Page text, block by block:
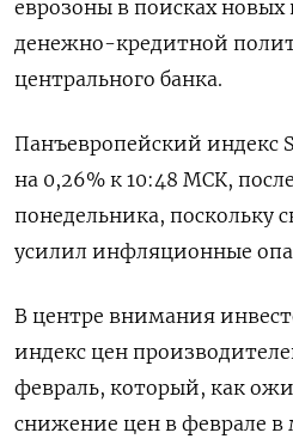
еврозоны в поисках новых
денежно-кредитной
центрального банка.
Панъевропейский индекс
на 0,26% к 10:48 МСК,
понедельника, поскольку
усилил инфляционные
В центре внимания
индекс цен
февраль, который, как
снижение цен в феврале в